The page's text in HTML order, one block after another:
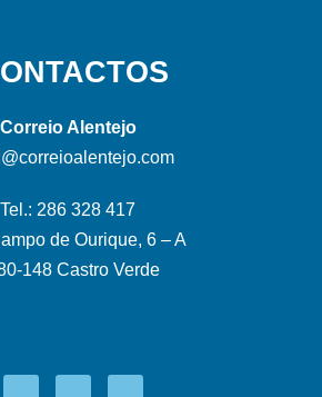
Correio Alentejo
Tel.: 286 328 417
de Ourique, 6 – A
148 Castro Verde